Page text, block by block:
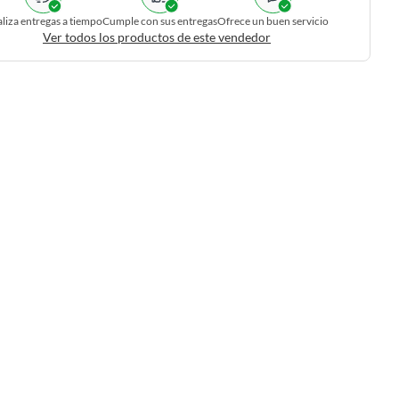
entregas a tiempoCumple con sus entregasOfrece un buen servicio
Ver todos los productos de este vendedor